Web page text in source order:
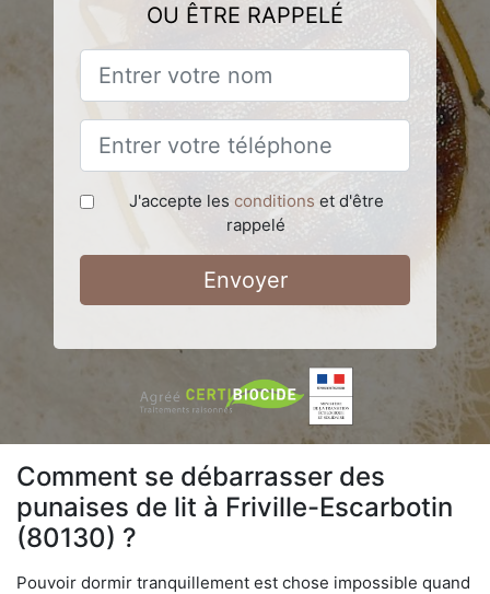
OU ÊTRE RAPPELÉ
J'accepte les conditions et d'être
rappelé
Envoyer
Comment se débarrasser des
punaises de lit à Friville-Escarbotin
(80130) ?
Pouvoir dormir tranquillement est chose impossible quand